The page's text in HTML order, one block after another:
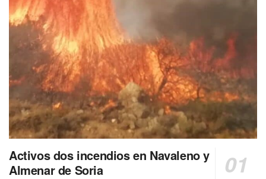
Activos dos incendios en Navaleno y
Almenar de Soria